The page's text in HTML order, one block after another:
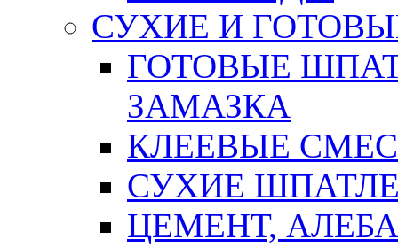
СУХИЕ И
ГОТОВЫЕ
ЗАМАЗКА
КЛЕЕВЫЕ
СУХИЕ
ЦЕМЕНТ,